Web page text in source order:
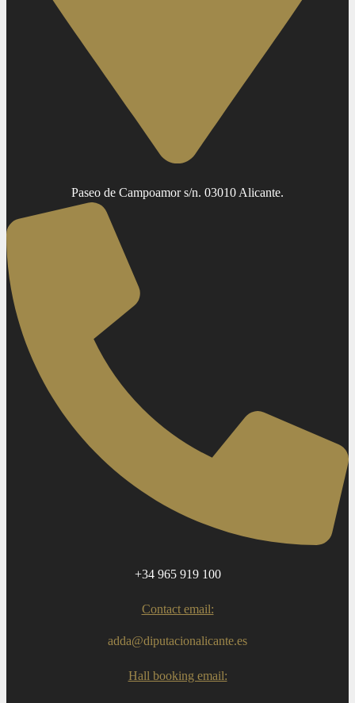
Paseo de Campoamor s/n. 03010 Alicante.
+34 965 919 100
Contact email:
adda@diputacionalicante.es
Hall booking email: